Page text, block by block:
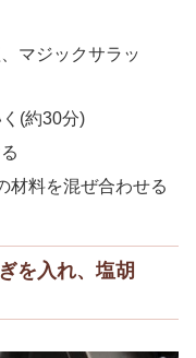
マジックサラッ
(約30分)
材料を混ぜ合わせる
を入れ、塩胡